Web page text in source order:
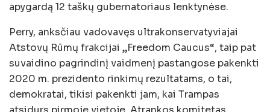
apygardą 12 taškų gubernatoriaus lenktynėse.
Perry, anksčiau vadovavęs ultrakonservatyviajai
Atstovų Rūmų frakcijai „Freedom Caucus“, taip pat
suvaidino pagrindinį vaidmenį pastangose ​​pakenkti
2020 m. prezidento rinkimų rezultatams, o tai,
demokratai, tikisi pakenkti jam, kai Trampas